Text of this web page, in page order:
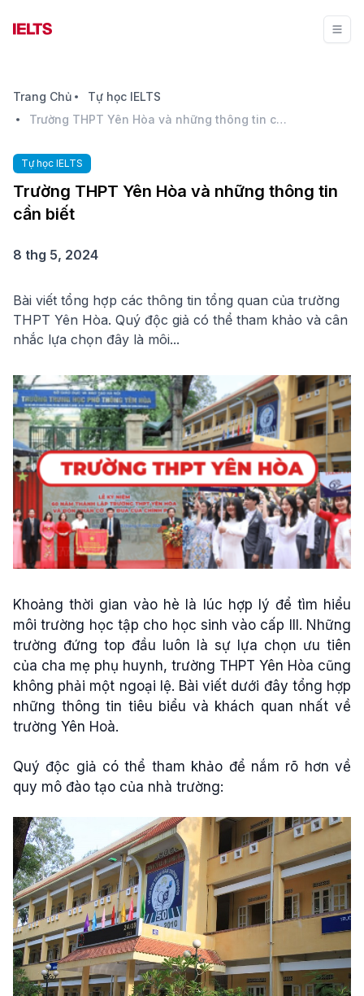
Trang Chủ
Tự học IELTS
Trường THPT Yên Hòa và những thông tin cần biết
Tự học IELTS
Trường THPT Yên Hòa và những thông tin
cần biết
8 thg 5, 2024
Bài viết tổng hợp các thông tin tổng quan của trường
THPT Yên Hòa. Quý độc giả có thể tham khảo và cân
nhắc lựa chọn đây là môi...
Khoảng thời gian vào hè là lúc hợp lý để tìm hiểu
môi trường học tập cho học sinh vào cấp III. Những
trường đứng top đầu luôn là sự lựa chọn ưu tiên
của cha mẹ phụ huynh, trường THPT Yên Hòa cũng
không phải một ngoại lệ. Bài viết dưới đây tổng hợp
những thông tin tiêu biểu và khách quan nhất về
trường Yên Hoà.
Quý độc giả có thể tham khảo để nắm rõ hơn về
quy mô đào tạo của nhà trường: